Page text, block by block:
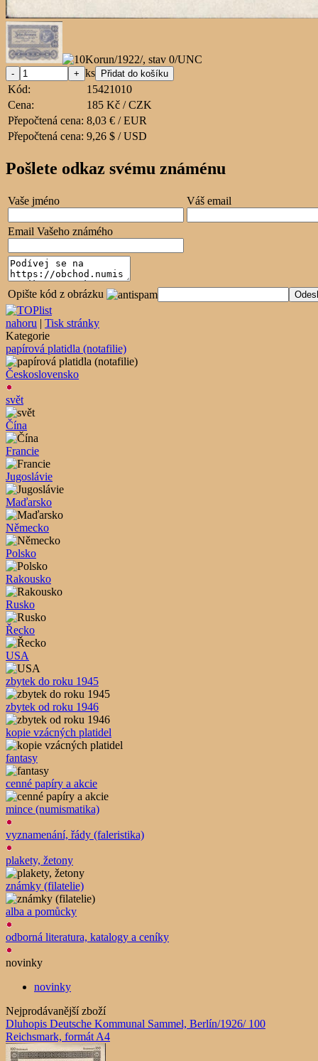
ks
Kód:
15421010
Cena:
185 Kč / CZK
Přepočtená cena: 8,03 € / EUR
Přepočtená cena: 9,26 $ / USD
Pošlete odkaz svému známénu
Vaše jméno Váš email
Email Vašeho známého
Opište kód z obrázku
nahoru | Tisk stránky
Kategorie
papírová platidla (notafilie)
Československo
svět
Čína
Francie
Jugoslávie
Maďarsko
Německo
Polsko
Rakousko
Rusko
Řecko
USA
zbytek do roku 1945
zbytek od roku 1946
kopie vzácných platidel
fantasy
cenné papíry a akcie
mince (numismatika)
vyznamenání, řády (faleristika)
plakety, žetony
známky (filatelie)
alba a pomůcky
odborná literatura, katalogy a ceníky
novinky
novinky
Nejprodávanější zboží
Dluhopis Deutsche Kommunal Sammel, Berlín/1926/ 100
Reichsmark, formát A4